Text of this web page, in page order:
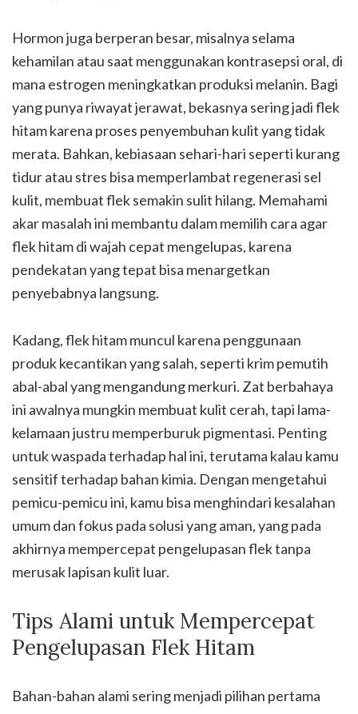
Hormon juga berperan besar, misalnya selama
kehamilan atau saat menggunakan kontrasepsi oral, di
mana estrogen meningkatkan produksi melanin. Bagi
yang punya riwayat jerawat, bekasnya sering jadi flek
hitam karena proses penyembuhan kulit yang tidak
merata. Bahkan, kebiasaan sehari-hari seperti kurang
tidur atau stres bisa memperlambat regenerasi sel
kulit, membuat flek semakin sulit hilang. Memahami
akar masalah ini membantu dalam memilih cara agar
flek hitam di wajah cepat mengelupas, karena
pendekatan yang tepat bisa menargetkan
penyebabnya langsung.
Kadang, flek hitam muncul karena penggunaan
produk kecantikan yang salah, seperti krim pemutih
abal-abal yang mengandung merkuri. Zat berbahaya
ini awalnya mungkin membuat kulit cerah, tapi lama-
kelamaan justru memperburuk pigmentasi. Penting
untuk waspada terhadap hal ini, terutama kalau kamu
sensitif terhadap bahan kimia. Dengan mengetahui
pemicu-pemicu ini, kamu bisa menghindari kesalahan
umum dan fokus pada solusi yang aman, yang pada
akhirnya mempercepat pengelupasan flek tanpa
merusak lapisan kulit luar.
Tips Alami untuk Mempercepat
Pengelupasan Flek Hitam
Bahan-bahan alami sering menjadi pilihan pertama